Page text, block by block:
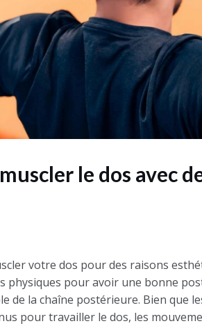
le dos avec
votre dos pour des raisons
physiques pour avoir une bonne
de la chaîne postérieure. Bien que
pour travailler le dos, les